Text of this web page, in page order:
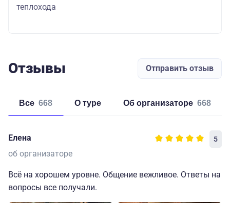
теплохода
Отзывы Отправить отзыв
Все 668 о туре об организаторе 668
Елена 5
об организаторе
Всё на хорошем уровне. Общение вежливое. Ответы на
вопросы все получали.